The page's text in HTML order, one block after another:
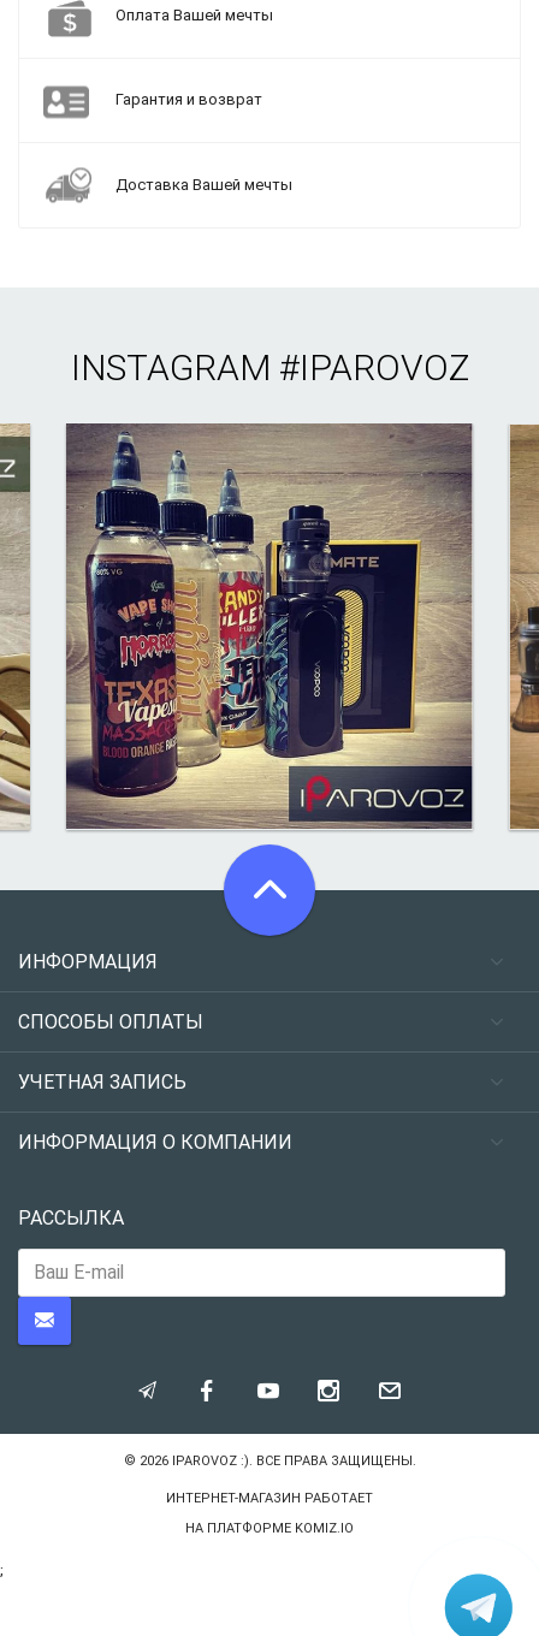
Оплата Вашей мечты
Гарантия и возврат
Доставка Вашей мечты
INSTAGRAM #IPAROVOZ
ИНФОРМАЦИЯ
СПОСОБЫ ОПЛАТЫ
УЧЕТНАЯ ЗАПИСЬ
ИНФОРМАЦИЯ О КОМПАНИИ
РАССЫЛКА
© 2026 IPAROVOZ :). ВСЕ ПРАВА ЗАЩИЩЕНЫ.
ИНТЕРНЕТ-МАГАЗИН РАБОТАЕТ
НА ПЛАТФОРМЕ KOMIZ.IO
;